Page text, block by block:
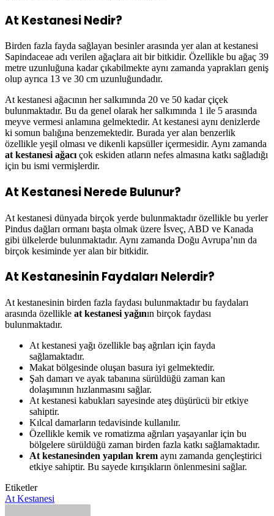
At Kestanesi Nedir?
Birden fazla fayda sağlayan besinler arasında yer alan at kestanesi
Sapindaceae adı verilen ağaçlara ait bir bitkidir. Özellikle bu ağaç 39
metre uzunluğuna kadar çıkabilmekte aynı zamanda yaprakları geniş
olup ayrıca 13 ve 30 cm uzunluğundadır.
At kestanesi ağacının her salkımında 20 ve 50 kadar çiçek
bulunmaktadır. Bu da genel olarak her salkımında 1 ile 5 arasında
meyve vermesi anlamına gelmektedir. At kestanesi aynı denizlerde
ki somun balığına benzemektedir. Burada yer alan benzerlik
özellikle yeşil olması ve dikenli kapsüller içermesidir. Aynı zamanda
at kestanesi ağacı çok eskiden atların nefes almasına katkı sağladığı
için bu ismi vermişlerdir.
At Kestanesi Nerede Bulunur?
At kestanesi dünyada birçok yerde bulunmaktadır özellikle bu yerler
Pindus dağları ormanı başta olmak üzere İsveç, ABD ve Kanada
gibi ülkelerde bulunmaktadır. Aynı zamanda Doğu Avrupa’nın da
birçok kesiminde yer alan bir bitkidir.
At Kestanesinin Faydaları Nelerdir?
At kestanesinin birden fazla faydası bulunmaktadır bu faydaları
arasında özellikle at kestanesi yağının birçok faydası
bulunmaktadır.
At kestanesi yağı özellikle baş ağrıları için fayda
sağlamaktadır.
Makat bölgesinde oluşan basura iyi gelmektedir.
Şah damarı ve ayak tabanına sürüldüğü zaman kan
dolaşımının hızlanmasını sağlar.
At kestanesi kabukları sayesinde ateş düşürücü bir etkiye
sahiptir.
Kılcal damarların tedavisinde kullanılır.
Özellikle kemik ve romatizma ağrıları yaşayanlar için bu
bölgelere sürüldüğü zaman birden fazla katkı sağlamaktadır.
At kestanesinden yapılan krem aynı zamanda gençleştirici
etkiye sahiptir. Bu sayede kırışıkların önlenmesini sağlar.
Etiketler
At Kestanesi